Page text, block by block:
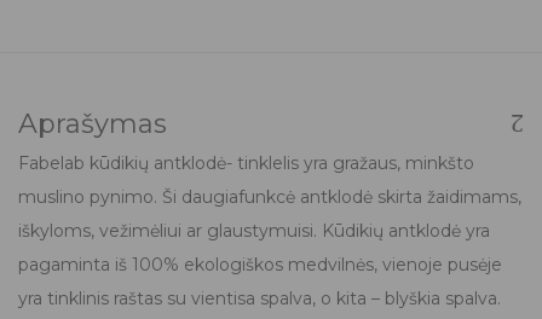
Aprašymas
Fabelab kūdikių antklodė- tinklelis yra gražaus, minkšto
muslino pynimo. Ši daugiafunkcė antklodė skirta žaidimams,
iškyloms, vežimėliui ar glaustymuisi. Kūdikių antklodė yra
pagaminta iš 100% ekologiškos medvilnės, vienoje pusėje
yra tinklinis raštas su vientisa spalva, o kita – blyškia spalva.